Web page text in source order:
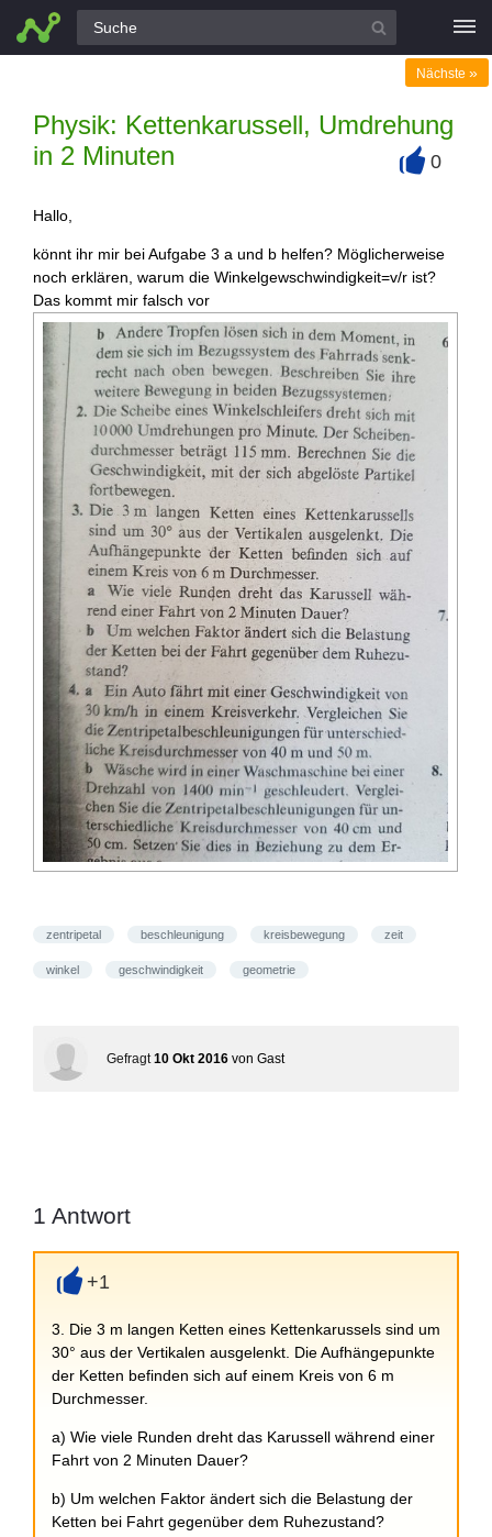
Alle Fragen
Physik: Kettenkarussell, Umdrehung
in 2 Minuten
Nächste »
0
Hallo,
könnt ihr mir bei Aufgabe 3 a und b helfen? Möglicherweise
noch erklären, warum die Winkelgewschwindigkeit=v/r ist?
Das kommt mir falsch vor
zentripetal beschleunigung kreisbewegung zeit
winkel geschwindigkeit geometrie
Gefragt 10 Okt 2016 von Gast
1 Antwort
+
+1
3. Die 3 m langen Ketten eines Kettenkarussels sind um
30° aus der Vertikalen ausgelenkt. Die Aufhängepunkte
der Ketten befinden sich auf einem Kreis von 6 m
Durchmesser.
a) Wie viele Runden dreht das Karussell während einer
Fahrt von 2 Minuten Dauer?
b) Um welchen Faktor ändert sich die Belastung der
Ketten bei Fahrt gegenüber dem Ruhezustand?